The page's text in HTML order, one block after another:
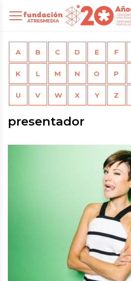
A B C D E F
K L M N O P
U V W X Y Z
presentador